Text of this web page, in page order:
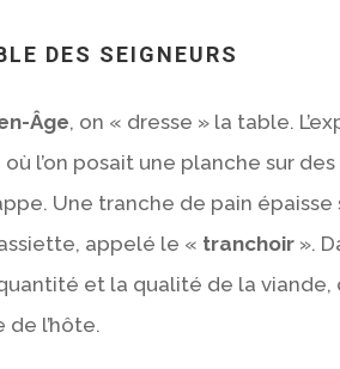
DES SEIGNEURS
Âge, on « dresse » la table.
l’on posait une planche sur
Une tranche de pain
appelé le « tranchoir ».
quantité et la qualité de la
l’hôte.